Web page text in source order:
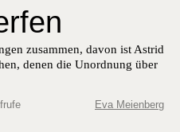
zusammen, davon ist Astrid
denen die Unordnung über
Eva Meienberg